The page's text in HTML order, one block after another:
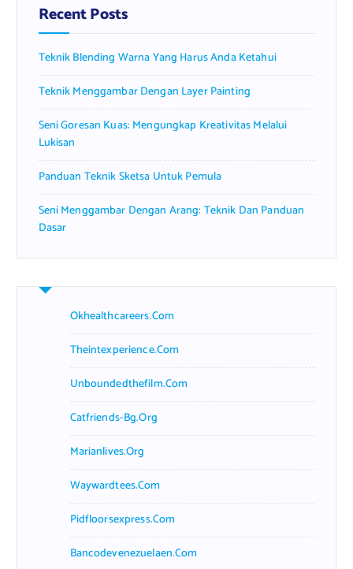
f
o
:
Recent Posts
Teknik Blending Warna Yang Harus Anda Ketahui
Teknik Menggambar Dengan Layer Painting
Seni Goresan Kuas: Mengungkap Kreativitas Melalui
Lukisan
Panduan Teknik Sketsa Untuk Pemula
Seni Menggambar Dengan Arang: Teknik Dan Panduan
Dasar
Okhealthcareers.com
Theintexperience.com
Unboundedthefilm.com
Catfriends-Bg.org
Marianlives.org
Waywardtees.com
Pidfloorsexpress.com
Bancodevenezuelaen.com